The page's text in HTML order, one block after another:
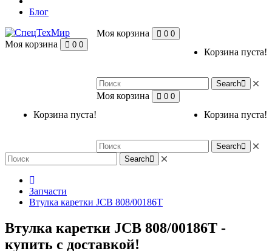
Блог
Моя корзина 0 0
Корзина пуста!
Search
Моя корзина 0 0
Корзина пуста!
Search
Моя корзина 0 0
Корзина пуста!
Search
Запчасти
Втулка каретки JCB 808/00186Т
Втулка каретки JCB 808/00186Т -
купить с доставкой!